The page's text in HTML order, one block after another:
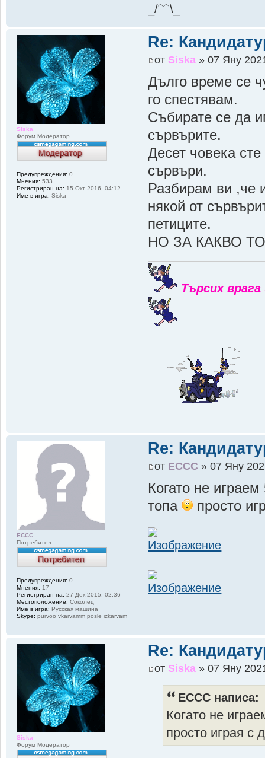
_/﹋\_
Re:
от Siska » 07 Яну
Дълго време се
го спестявам.
Събирате се да
сървърите.
Десет човека
сървъри.
Разбирам ви ,че
някой от
петиците.
НО ЗА КАКВО
Търсих
Siska
Форум Модератор
Предупреждения: 0
Мнения: 533
Регистриран на: 15 Окт 2016, 04:12
Име в игра: Siska
Re:
от ECCC » 07 Яну
Когато не
топа
просто
ECCC
Потребител
Предупреждения: 0
Мнения: 17
Регистриран на: 27 Дек 2015, 02:36
Местоположение: Соколец
Име в игра: Русская машина
Skype: purvoo vkarvamm posle izkarvam
Re:
от Siska » 07 Яну
ECCC написа:
Когато не
просто играя с
Siska
Форум Модератор